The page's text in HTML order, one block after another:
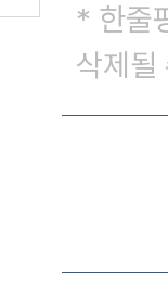
* 한줄
삭제될